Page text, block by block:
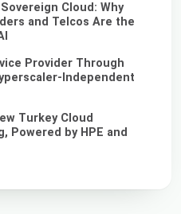
Cloud: Why
and Telcos Are the
Provider Through
Independent
Turkey Cloud
Powered by HPE and